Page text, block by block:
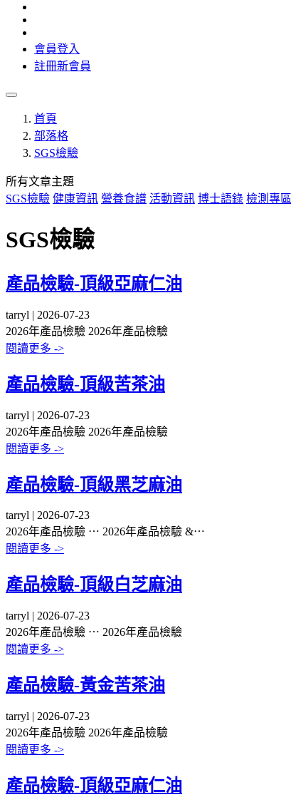
會員登入
註冊新會員
首頁
部落格
SGS檢驗
所有文章主題
SGS檢驗 健康資訊 營養食譜 活動資訊 博士語錄 檢測專區
SGS檢驗
產品檢驗-頂級亞麻仁油
tarryl | 2026-07-23
2026年產品檢驗 2026年產品檢驗
閱讀更多 ->
產品檢驗-頂級苦茶油
tarryl | 2026-07-23
2026年產品檢驗 2026年產品檢驗
閱讀更多 ->
產品檢驗-頂級黑芝麻油
tarryl | 2026-07-23
2026年產品檢驗 ⋯ 2026年產品檢驗 &⋯
閱讀更多 ->
產品檢驗-頂級白芝麻油
tarryl | 2026-07-23
2026年產品檢驗 ⋯ 2026年產品檢驗
閱讀更多 ->
產品檢驗-黃金苦茶油
tarryl | 2026-07-23
2026年產品檢驗 2026年產品檢驗
閱讀更多 ->
產品檢驗-頂級亞麻仁油